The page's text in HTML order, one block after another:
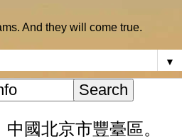
And they will come true.
▼
國北京市豐臺區。